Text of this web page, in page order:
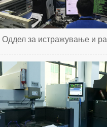
Оддел за истражување и